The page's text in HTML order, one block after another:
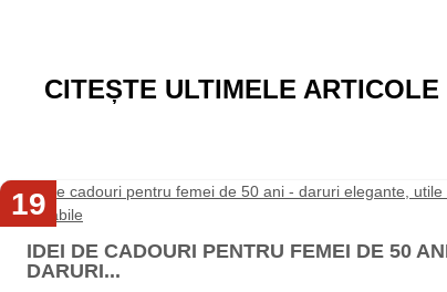
CITEȘTE ULTIMELE ARTICOLE
19
IDEI DE CADOURI PENTRU FEMEI DE 50
DARURI...